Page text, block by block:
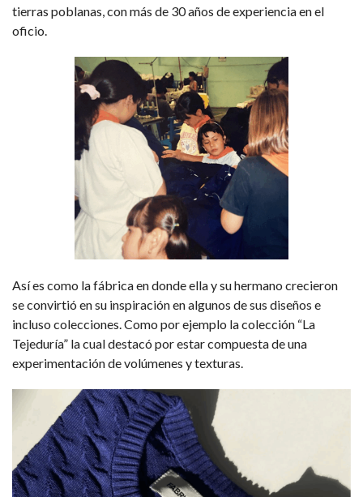
tierras poblanas, con más de 30 años de experiencia en el
oficio.
Así es como la fábrica en donde ella y su hermano crecieron
se convirtió en su inspiración en algunos de sus diseños e
incluso colecciones. Como por ejemplo la colección “La
Tejeduría” la cual destacó por estar compuesta de una
experimentación de volúmenes y texturas.